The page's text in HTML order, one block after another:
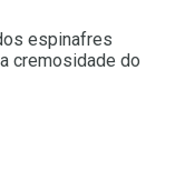
espinafres
cremosidade do